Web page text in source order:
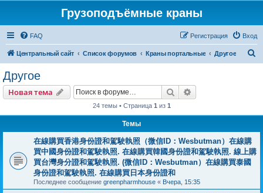
Грузоподъёмные краны
FAQ Вход
Регистрация
Центральный сайт Список форумов Краны портальные Другое
Другое
Новая тема Поиск
24 темы • Страница 1 из 1
Темы
在線購買香港身份證和駕駛執照（微信ID：Wesbutman）在線購
買中國身份證和駕駛執照. 在線購買韓國身份證和駕駛執照. 線上購
買台灣身分證和駕駛執照. (微信ID：Wesbutman）在線購買泰國
身份證和駕駛執照. 在線購買日本身份證和
Последнее сообщение greenpharmhouse « Вчера, 15:35